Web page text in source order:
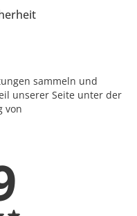
sammeln und
unserer Seite unter der
von